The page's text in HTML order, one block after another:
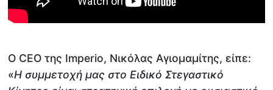
Ο CEO της Imperio, Νικόλας Αγιομαμίτης, είπε:
«Η συμμετοχή μας στο Ειδικό Στεγαστικό